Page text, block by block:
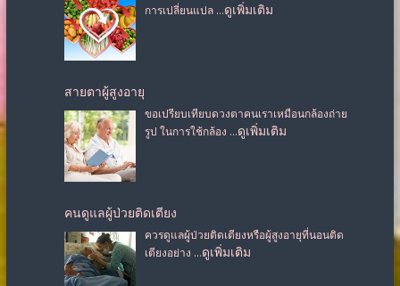
การเปลี่ยนแปล …ดูเพิ่มเติม
สายตาผู้สูงอายุ
ขอเปรียบเทียบดวงตาคนเราเหมือนกล้องถ่าย
รูป ในการใช้กล้อง …ดูเพิ่มเติม
คนดูแลผู้ป่วยติดเตียง
ควรดูแลผู้ป่วยติดเตียงหรือผู้สูงอายุที่นอนติด
เตียงอย่าง …ดูเพิ่มเติม